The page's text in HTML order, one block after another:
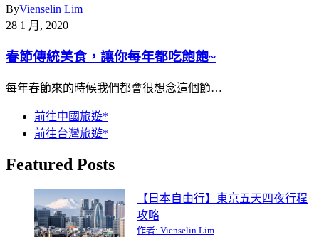
ByVienselin Lim
28 1 月, 2020
春節傳統美食，讓你每年都吃飽飽~
每年春節來的時候我們都會很想念這個節…
前往中國旅遊*
前往台灣旅遊*
Featured Posts
【日本自由行】東京五天四夜行程
攻略
作者: Vienselin Lim